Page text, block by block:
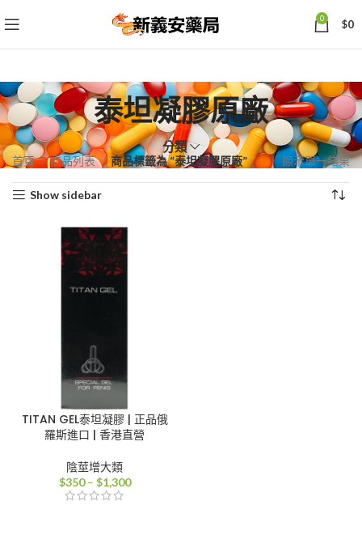
0 $0
泰坦凝膠原廠
分類
首頁 商品列表 商品標籤為 “泰坦凝膠原廠” 顯示單一結果
Show sidebar
TITAN GEL泰坦凝膠 | 正品俄
羅斯進口 | 香港直營
陰莖增大類
$350 – $1,300價